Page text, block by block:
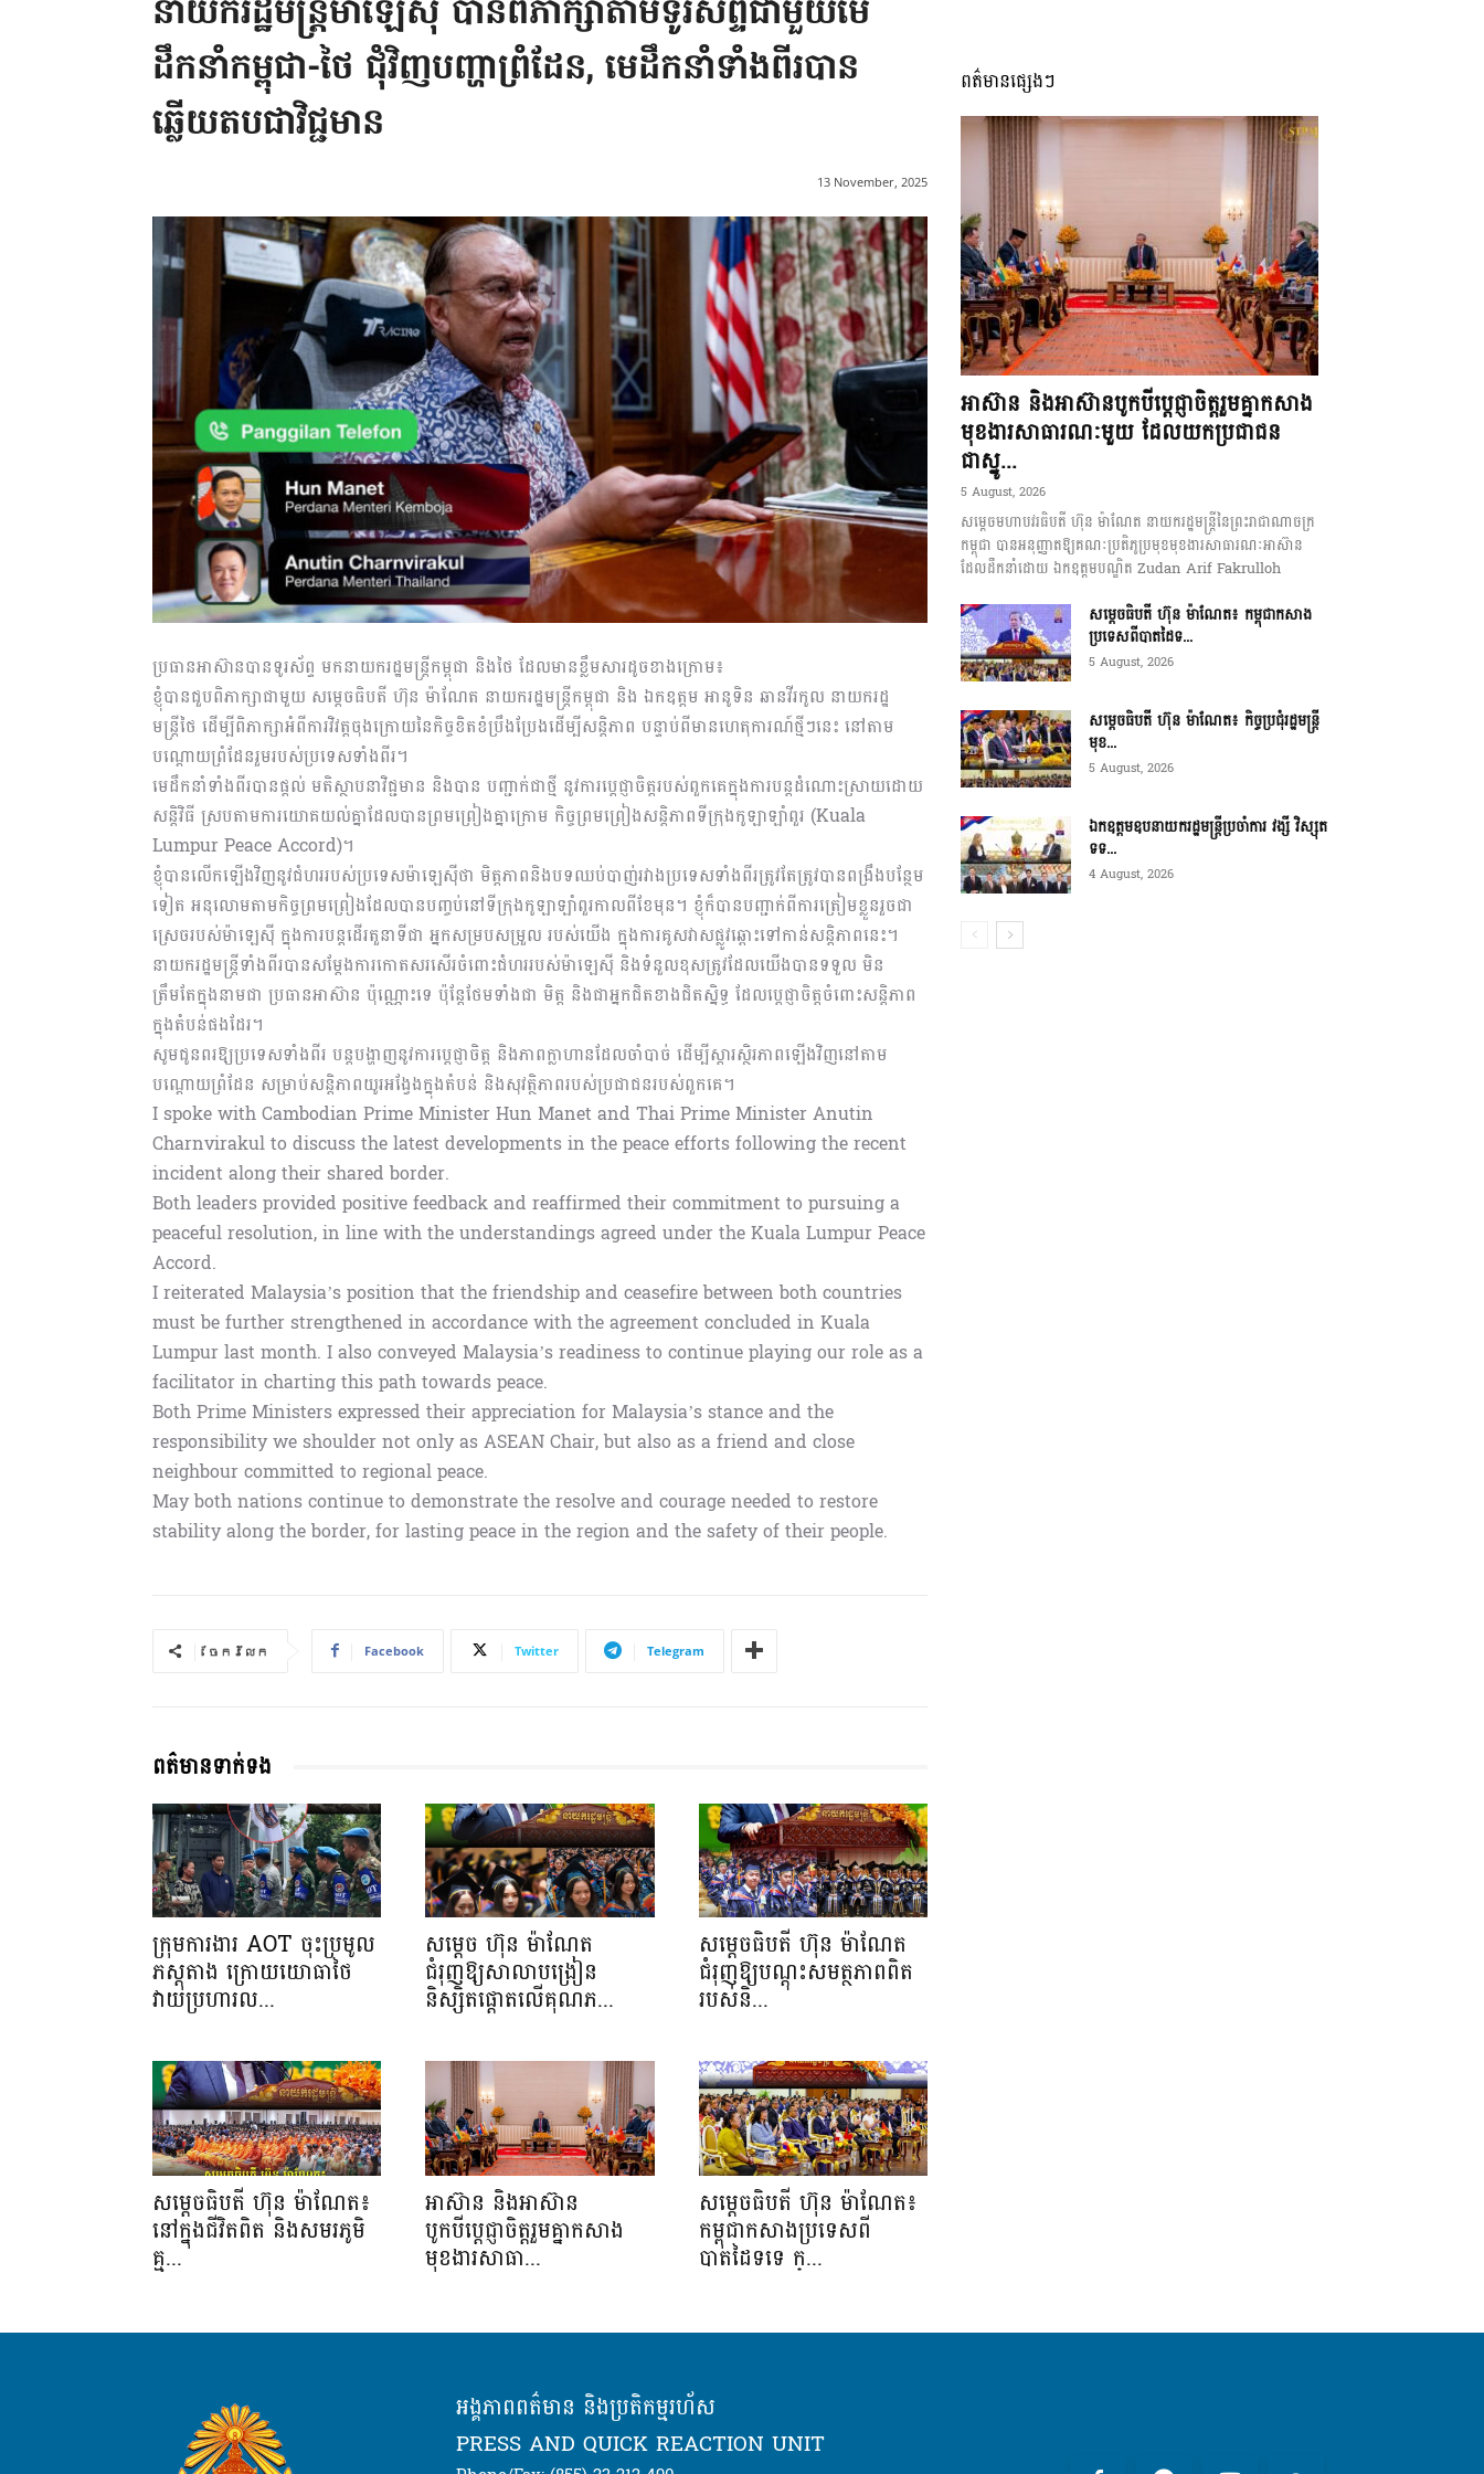
អង្គ
ភាព​
ព័ត៌មាន​
ប្រតិកម្ម
រហ័ស
នាយករដ្ឋមន្ត្រីម៉ាឡេស៊ី បានពិភាក្សាតាមទូរស័ព្ទជាមួយមេ
ដឹកនាំកម្ពុជា-ថៃ ជុំវិញបញ្ហាព្រំដែន, មេដឹកនាំទាំងពីរបាន
ឆ្លើយតបជាវិជ្ជមាន
13 November, 2025
ប្រធានអាស៊ានបានទូរស័ព្ទ មកនាយករដ្ឋមន្ត្រីកម្ពុជា និងថៃ ដែលមានខ្លឹមសារដូចខាងក្រោម៖
ខ្ញុំបានជួបពិភាក្សាជាមួយ សម្ដេចធិបតី ហ៊ុន ម៉ាណែត នាយករដ្ឋមន្ត្រីកម្ពុជា និង ឯកឧត្ដម អានូទិន ឆានវីរកូល នាយករដ្ឋ
មន្ត្រីថៃ ដើម្បីពិភាក្សាអំពីការវិវត្តចុងក្រោយនៃកិច្ចខិតខំប្រឹងប្រែងដើម្បីសន្តិភាព បន្ទាប់ពីមានហេតុការណ៍ថ្មីៗនេះ នៅតាម
បណ្ដោយព្រំដែនរួមរបស់ប្រទេសទាំងពីរ។
មេដឹកនាំទាំងពីរបានផ្ដល់ មតិស្ថាបនាវិជ្ជមាន និងបាន បញ្ជាក់ជាថ្មី នូវការប្ដេជ្ញាចិត្តរបស់ពួកគេក្នុងការបន្តដំណោះស្រាយដោយ
សន្តិវិធី ស្របតាមការយោគយល់គ្នាដែលបានព្រមព្រៀងគ្នាក្រោម កិច្ចព្រមព្រៀងសន្តិភាពទីក្រុងកូឡាឡាំពួរ (Kuala
Lumpur Peace Accord)។
ខ្ញុំបានលើកឡើងវិញនូវជំហររបស់ប្រទេសម៉ាឡេស៊ីថា មិត្តភាពនិងបទឈប់បាញ់រវាងប្រទេសទាំងពីរត្រូវតែត្រូវបានពង្រឹងបន្ថែម
ទៀត អនុលោមតាមកិច្ចព្រមព្រៀងដែលបានបញ្ចប់នៅទីក្រុងកូឡាឡាំពួរកាលពីខែមុន។ ខ្ញុំក៏បានបញ្ជាក់ពីការត្រៀមខ្លួនរួចជា
ស្រេចរបស់ម៉ាឡេស៊ី ក្នុងការបន្តដើរតួនាទីជា អ្នកសម្របសម្រួល របស់យើង ក្នុងការគូសវាសផ្លូវឆ្ពោះទៅកាន់សន្តិភាពនេះ។
នាយករដ្ឋមន្ត្រីទាំងពីរបានសម្ដែងការកោតសរសើរចំពោះជំហររបស់ម៉ាឡេស៊ី និងទំនួលខុសត្រូវដែលយើងបានទទួល មិន
ត្រឹមតែក្នុងនាមជា ប្រធានអាស៊ាន ប៉ុណ្ណោះទេ ប៉ុន្តែថែមទាំងជា មិត្ត និងជាអ្នកជិតខាងជិតស្និទ្ធ ដែលប្ដេជ្ញាចិត្តចំពោះសន្តិភាព
ក្នុងតំបន់ផងដែរ។
សូមជូនពរឱ្យប្រទេសទាំងពីរ បន្តបង្ហាញនូវការប្ដេជ្ញាចិត្ត និងភាពក្លាហានដែលចាំបាច់ ដើម្បីស្ដារស្ថិរភាពឡើងវិញនៅតាម
បណ្ដោយព្រំដែន សម្រាប់សន្តិភាពយូរអង្វែងក្នុងតំបន់ និងសុវត្ថិភាពរបស់ប្រជាជនរបស់ពួកគេ។
I spoke with Cambodian Prime Minister Hun Manet and Thai Prime Minister Anutin
Charnvirakul to discuss the latest developments in the peace efforts following the recent
incident along their shared border.
Both leaders provided positive feedback and reaffirmed their commitment to pursuing a
peaceful resolution, in line with the understandings agreed under the Kuala Lumpur Peace
Accord.
I reiterated Malaysia’s position that the friendship and ceasefire between both countries
must be further strengthened in accordance with the agreement concluded in Kuala
Lumpur last month. I also conveyed Malaysia’s readiness to continue playing our role as a
facilitator in charting this path towards peace.
Both Prime Ministers expressed their appreciation for Malaysia’s stance and the
responsibility we shoulder not only as ASEAN Chair, but also as a friend and close
neighbour committed to regional peace.
May both nations continue to demonstrate the resolve and courage needed to restore
stability along the border, for lasting peace in the region and the safety of their people.
ចែករំលែក Facebook Twitter Telegram
ពត៌មានទាក់ទង
ក្រុមការងារ AOT ចុះប្រមូល
ភស្តុតាង ក្រោយយោធាថៃ
វាយប្រហារល...
សម្តេច ហ៊ុន ម៉ាណែត
ជំរុញឱ្យសាលាបង្រៀន
និស្សិតផ្តោតលើគុណភ...
សម្តេចធិបតី ហ៊ុន ម៉ាណែត
ជំរុញឱ្យបណ្តុះសមត្ថភាពពិត
របស់និ...
សម្តេចធិបតី ហ៊ុន ម៉ាណែត៖
នៅក្នុងជីវិតពិត និងសមរភូមិ
គ្ម...
អាស៊ាន និងអាស៊ាន
បូកបីប្តេជ្ញាចិត្តរួមគ្នាកសាង
មុខងារសាធា...
សម្ដេចធិបតី ហ៊ុន ម៉ាណែត៖
កម្ពុជាកសាងប្រទេសពី
បាតដៃទទេ ក្...
ពត៌មានផ្សេងៗ
អាស៊ាន និងអាស៊ានបូកបីប្តេជ្ញាចិត្តរួមគ្នាកសាង
មុខងារសាធារណៈមួយ ដែលយកប្រជាជន
ជាស្នូ...
5 August, 2026
សម្តេចមហាបវរធិបតី ហ៊ុន ម៉ាណែត នាយករដ្ឋមន្ត្រីនៃព្រះរាជាណាចក្រ
កម្ពុជា បានអនុញ្ញាតឱ្យគណៈប្រតិភូប្រមុខមុខងារសាធារណៈអាស៊ាន
ដែលដឹកនាំដោយ ឯកឧត្តមបណ្ឌិត Zudan Arif Fakrulloh
សម្ដេចធិបតី ហ៊ុន ម៉ាណែត៖ កម្ពុជាកសាង
ប្រទេសពីបាតដៃទ...
5 August, 2026
សម្ដេចធិបតី ហ៊ុន ម៉ាណែត៖ កិច្ចប្រជុំរដ្ឋមន្ត្រី
មុខ...
5 August, 2026
ឯកឧត្តមឧបនាយករដ្ឋមន្ត្រីប្រចាំការ វង្សី វិស្សុត
ទទ...
4 August, 2026
អង្គភាពពត៌មាន និងប្រតិកម្មរហ័ស
PRESS AND QUICK REACTION UNIT